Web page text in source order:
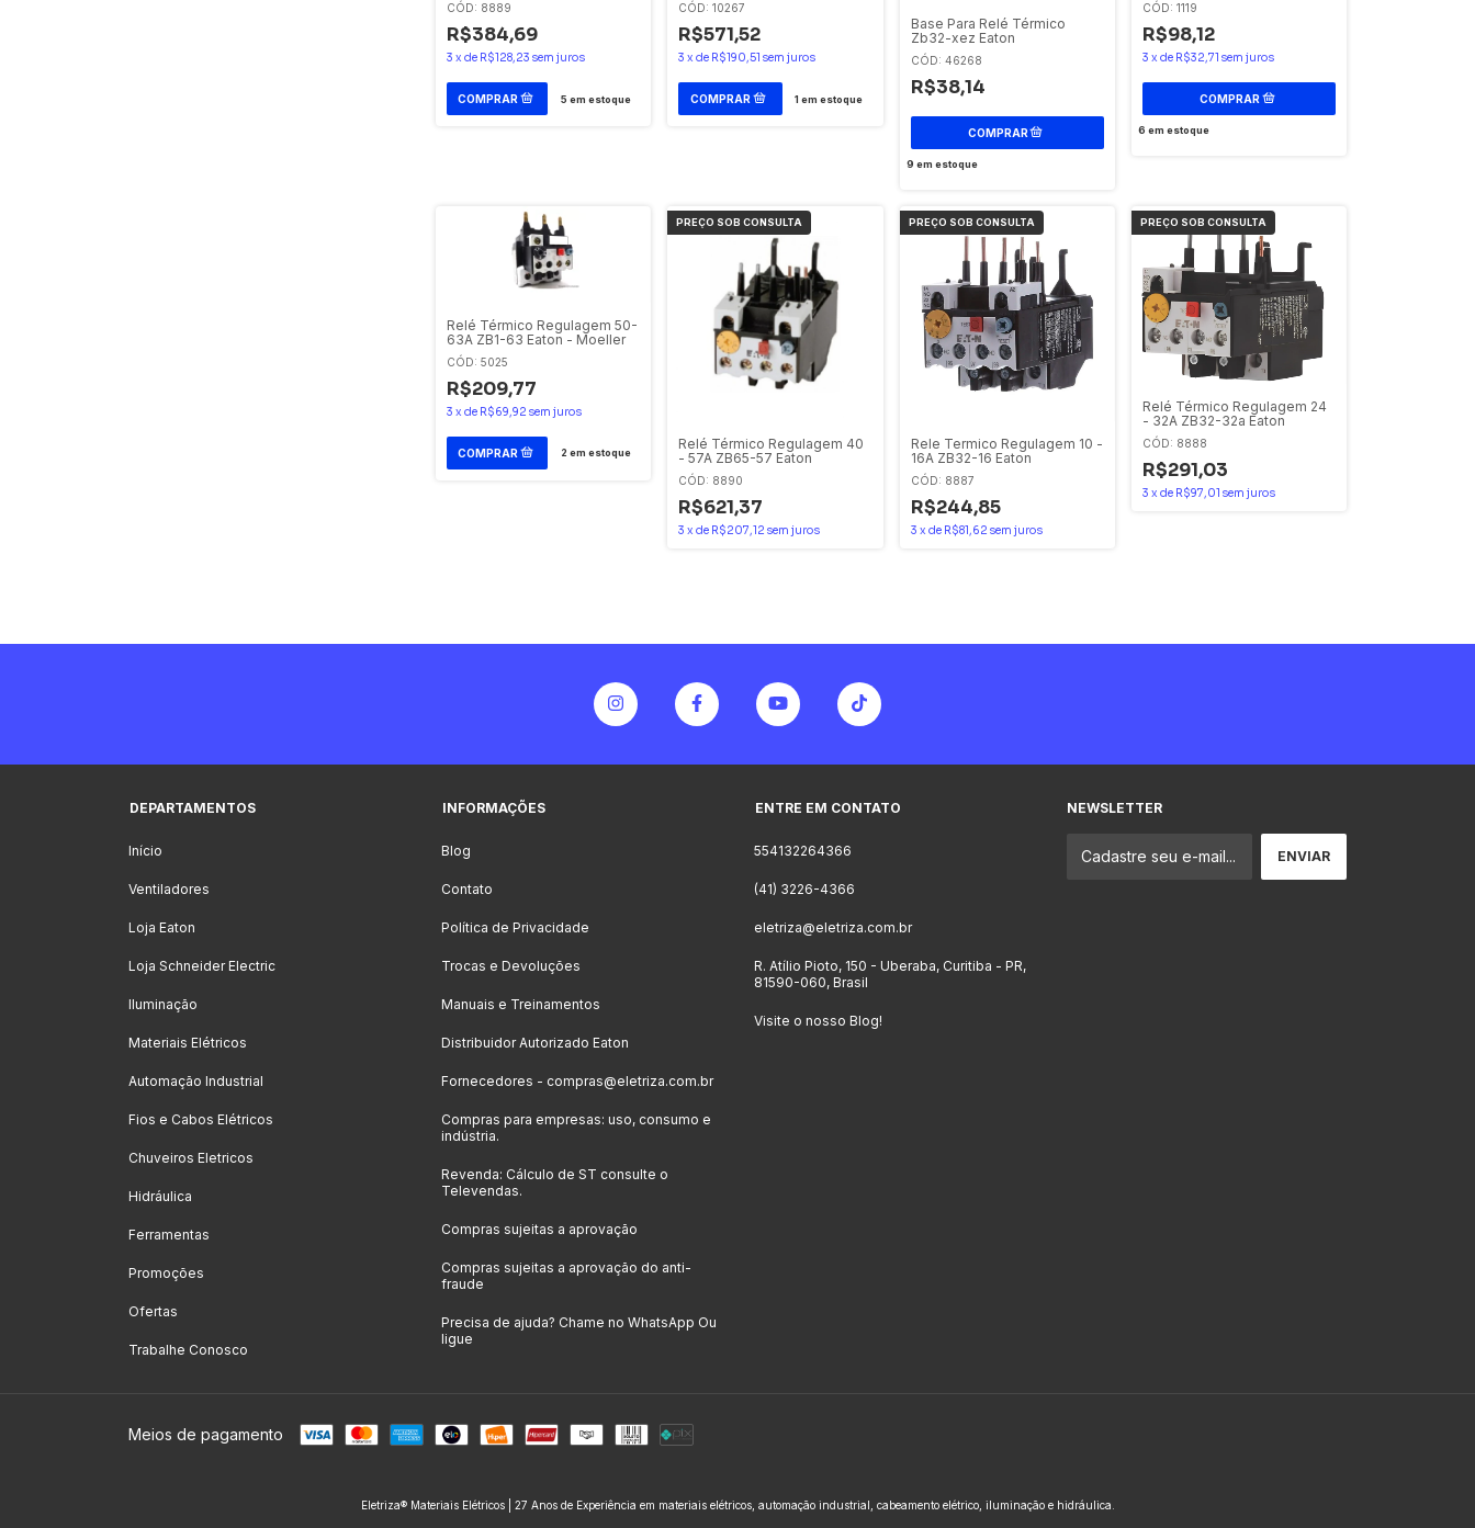
CÓD: 8889
R$384,69
3 x de R$128,23 sem juros
5 em estoque
CÓD: 10267
R$571,52
3 xde R$190,51 sem juros
1 em estoque
Base Para Relé Térmico
Zb32-xez Eaton
CÓD: 46268
R$38,14
9 em estoque
CÓD: 1119
R$98,12
3 x de R$32,71 sem juros
6 em estoque
Relé Térmico Regulagem 50-
63A ZB1-63 Eaton - Moeller
CÓD: 5025
R$209,77
3 x de R$69,92 sem juros
2 em estoque
Relé Térmico Regulagem 40
- 57A ZB65-57 Eaton
CÓD: 8890
R$621,37
3 xde R$207,12 sem juros
Rele Termico Regulagem 10 -
16A ZB32-16 Eaton
CÓD: 8887
R$244,85
3 x de R$81,62 sem juros
Relé Térmico Regulagem 24
- 32A ZB32-32a Eaton
CÓD: 8888
R$291,03
3 x de R$97,01 sem juros
DEPARTAMENTOS
Início
Ventiladores
Loja Eaton
Loja Schneider Electric
Iluminação
Materiais Elétricos
Automação Industrial
Fios e Cabos Elétricos
Chuveiros Eletricos
Hidráulica
Ferramentas
Promoções
Ofertas
Trabalhe Conosco
INFORMAÇÕES
Blog
Contato
Política de Privacidade
Trocas e Devoluções
Manuais e Treinamentos
Distribuidor Autorizado Eaton
Fornecedores - compras@eletriza.com.br
Compras para empresas: uso, consumo e
indústria.
Revenda: Cálculo de ST consulte o
Televendas.
Compras sujeitas a aprovação
Compras sujeitas a aprovação do anti-
fraude
Precisa de ajuda? Chame no WhatsApp Ou
ligue
ENTRE EM CONTATO
554132264366
(41) 3226-4366
eletriza@eletriza.com.br
R. Atílio Pioto, 150 - Uberaba, Curitiba - PR,
81590-060, Brasil
Visite o nosso Blog!
NEWSLETTER
Meios de pagamento
Eletriza® Materiais Elétricos | 27 Anos de Experiência em materiais elétricos, automação industrial, cabeamento elétrico, iluminação e hidráulica.